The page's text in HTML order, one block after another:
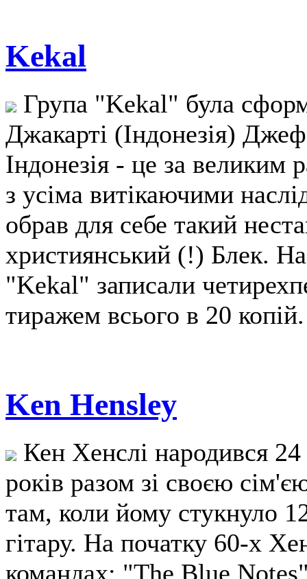
Kekal
Група "Kekal" була
Джакарті (Індонезія)
Індонезія - це за великим
з усіма витікаючими
обрав для себе такий
християнський (!) Блек. На
"Kekal" записали
тиражем всього в 20 копій.
Ken Hensley
Кен Хенслі народився
років разом зі своєю
там, коли йому стукнуло
гітару. На початку 60-х
командах: "The Blue